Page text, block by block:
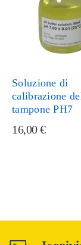
Soluzione di
calibrazione
tampone PH7
16,00 €